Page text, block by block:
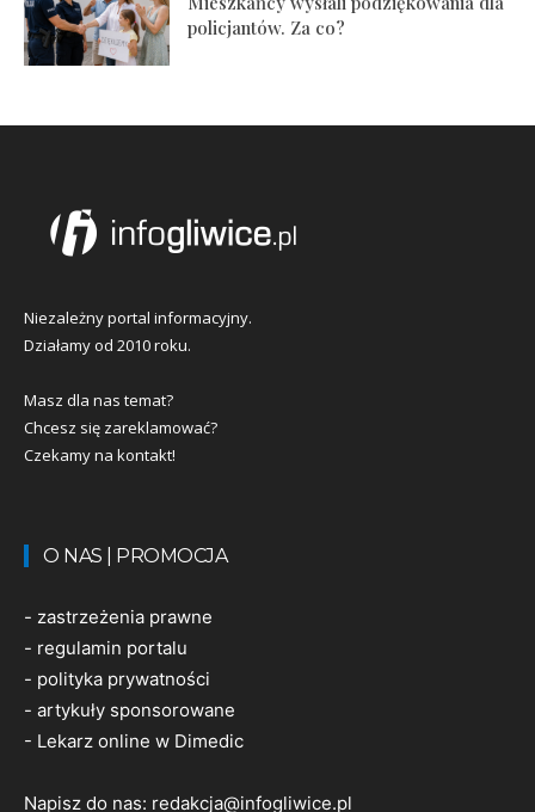
policjantów. Za co?
Niezależny portal informacyjny.
Działamy od 2010 roku.
Masz dla nas temat?
Chcesz się zareklamować?
Czekamy na kontakt!
O NAS | PROMOCJA
- zastrzeżenia prawne
- regulamin portalu
- polityka prywatności
- artykuły sponsorowane
- Lekarz online w Dimedic
Napisz do nas: redakcja@infogliwice.pl